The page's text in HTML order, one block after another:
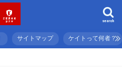
search
サイトマップ ケイトって何者？